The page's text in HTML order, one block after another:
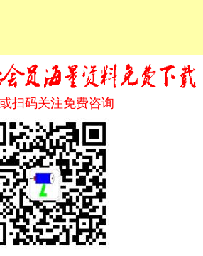
扫码关注免费咨询